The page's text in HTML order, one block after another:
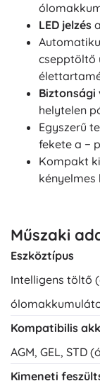
LED jelzés
csepptöltő
Biztonsági
helytelen
Egyszerű
fekete a −
Kompakt
kényelmes
Műszaki
Eszköztípus
Intelligens töltő
Kompatibilis
AGM, GEL, STD
Kimeneti